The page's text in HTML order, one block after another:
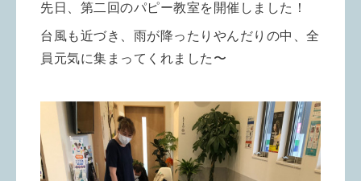
先日、第二回のパピー教室を開催しました！
台風も近づき、雨が降ったりやんだりの中、全
員元気に集まってくれました〜